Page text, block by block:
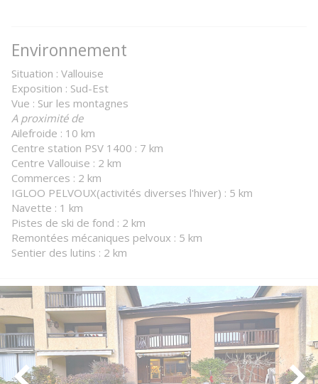
Environnement
Situation : Vallouise
Exposition : Sud-Est
Vue : Sur les montagnes
A proximité de
Ailefroide : 10 km
Centre station PSV 1400 : 7 km
Centre Vallouise : 2 km
Commerces : 2 km
IGLOO PELVOUX(activités diverses l'hiver) : 5 km
Navette : 1 km
Pistes de ski de fond : 2 km
Remontées mécaniques pelvoux : 5 km
Sentier des lutins : 2 km